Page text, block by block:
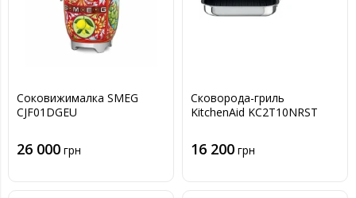
Соковижималка SMEG
CJF01DGEU
26 000 грн
Сковорода-гриль
KitchenAid KC2T10NRST
16 200 грн